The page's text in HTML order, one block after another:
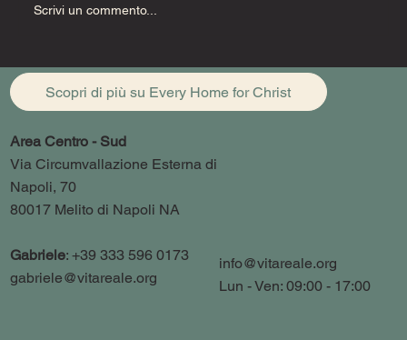
Scrivi un commento...
Scopri di più su Every Home for Christ
Area Centro - Sud
Via Circumvallazione Esterna di
Napoli, 70
80017 Melito di Napoli NA
Gabriele: +39 333 596 0173
gabriele@vitareale.org
info@vitareale.org
Lun - Ven: 09:00 - 17:00